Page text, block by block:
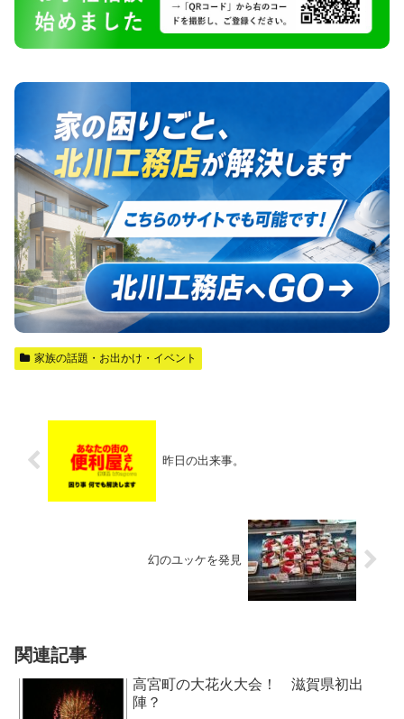
家族の話題・お出かけ・イベント
昨日の出来事。
幻のユッケを発見
関連記事
高宮町の大花火大会！ 滋賀県初出
陣？